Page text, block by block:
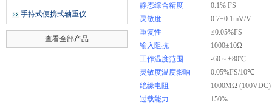
手持式便携式轴重仪
查看全部产品
静态综合精度
0.1% FS
灵敏度
0.7±0.1mV/V
重复性
≤0.05%FS
输入阻抗
1000±10Ω
工作温度范围
-60～+80℃
灵敏度温度影响
0.05%FS/10℃
绝缘电阻
1000MΩ (100VDC)
过载能力
150%